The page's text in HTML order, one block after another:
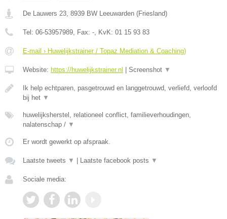
De Lauwers 23, 8939 BW Leeuwarden (Friesland)
Tel: 06-53957989, Fax: -, KvK: 01 15 93 83
E-mail › Huwelijkstrainer / Topaz Mediation & Coaching)
Website: https://huwelijkstrainer.nl Screenshot ▼
Ik help echtparen, pasgetrouwd en langgetrouwd, verliefd, verloofd
bij het ▼
huwelijksherstel, relationeel conflict, familieverhoudingen,
nalatenschap / ▼
Er wordt gewerkt op afspraak.
Laatste tweets ▼ Laatste facebook posts ▼
Sociale media: